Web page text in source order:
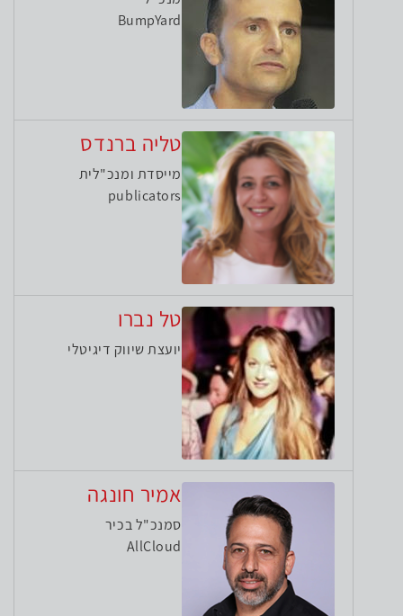
BumpYard
טליה ברנדס
מייסדת ומנכ"לית
publicators
טל נברו
יועצת שיווק דיגיטלי
אמיר חונגה
סמנכ"ל בכיר
AllCloud